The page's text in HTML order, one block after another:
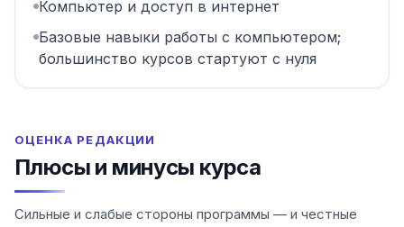
Компьютер и доступ в интернет
Базовые навыки работы с компьютером;
большинство курсов стартуют с нуля
ОЦЕНКА РЕДАКЦИИ
Плюсы и минусы курса
Сильные и слабые стороны программы — и честные